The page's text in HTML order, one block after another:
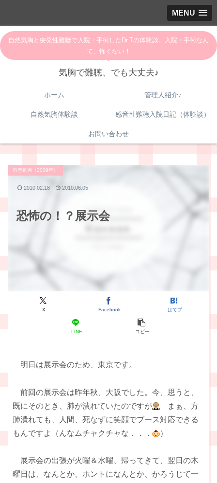
MENU
自然気胸と突発性難聴で入院・手術したDr.Tの体験談。入院・手術なん
て、怖くない！
気胸で難聴、でも大丈夫♪
ホーム 管理人紹介♪
自然気胸体験談 感音性難聴入院日記（体験談）
お問い合わせ
恐怖の！？展示会
自然気胸（2009年）
X Facebook はてブ
LINE コピー
2010.02.18 2010.06.05
明日は展示会のため、東京です。
前回の展示会は昨年秋、大阪でした。今、思うと、
既にそのとき、肺が潰れていたのですが
まぁ、方
肺潰れても、人間、死なずに笑顔でブース対応できる
もんですよ（んなムチャクチャな．．．
）
展示会の出張が火曜＆水曜、帰ってきて、翌日の木
曜日は、なんとか、ホントになんとか、かろうじて一